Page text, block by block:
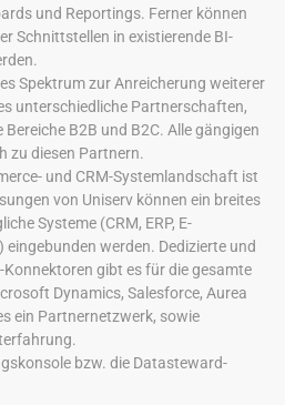
und Reportings. Ferner können
Schnittstellen in existierende BI-
Spektrum zur Anreicherung weiterer
unterschiedliche Partnerschaften,
B2B und B2C. Alle gängigen
zu diesen Partnern.
und CRM-Systemlandschaft ist
von Uniserv können ein breites
Systeme (CRM, ERP, E-
eingebunden werden. Dedizierte und
gibt es für die gesamte
Dynamics, Salesforce, Aurea
ein Partnernetzwerk, sowie
bzw. die Datasteward-